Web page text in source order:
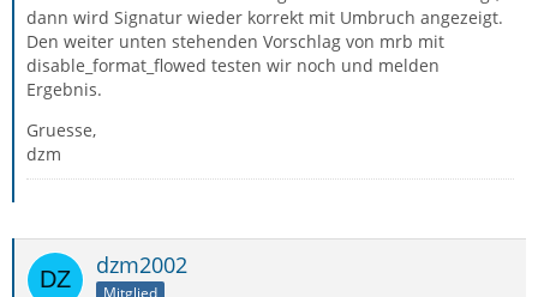
dann wird Signatur wieder korrekt mit Umbruch angezeigt.
Den weiter unten stehenden Vorschlag von mrb mit
disable_format_flowed testen wir noch und melden
Ergebnis.
Gruesse,
dzm
dzm2002
Mitglied